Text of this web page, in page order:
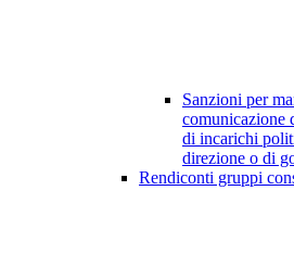
Sanzioni per
comunicazione
di incarichi
direzione o di
Rendiconti gruppi